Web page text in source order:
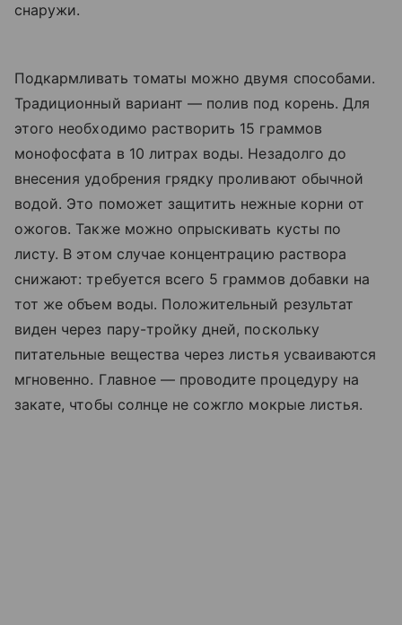
снаружи.
Подкармливать томаты можно двумя способами.
Традиционный вариант — полив под корень. Для
этого необходимо растворить 15 граммов
монофосфата в 10 литрах воды. Незадолго до
внесения удобрения грядку проливают обычной
водой. Это поможет защитить нежные корни от
ожогов. Также можно опрыскивать кусты по
листу. В этом случае концентрацию раствора
снижают: требуется всего 5 граммов добавки на
тот же объем воды. Положительный результат
виден через пару-тройку дней, поскольку
питательные вещества через листья усваиваются
мгновенно. Главное — проводите процедуру на
закате, чтобы солнце не сожгло мокрые листья.